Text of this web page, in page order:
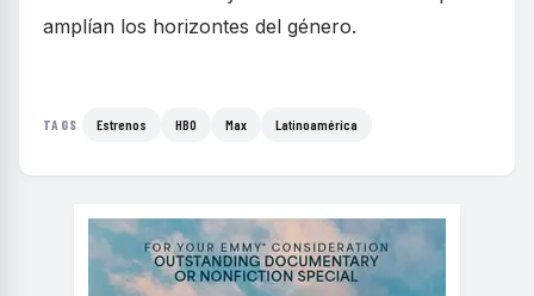
amplían los horizontes del género.
TAGS Estrenos HBO Max Latinoamérica